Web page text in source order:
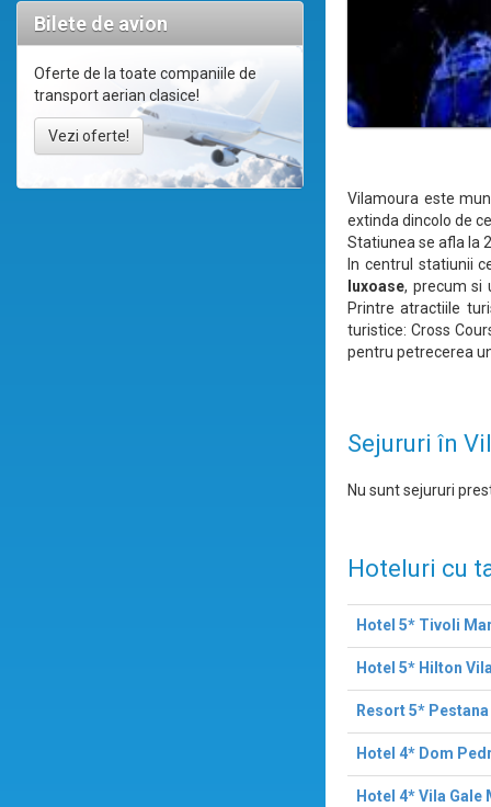
Bilete de avion
Oferte de la toate companiile de
transport aerian clasice!
Vezi oferte!
Vilamoura este
extinda dincolo de
Statiunea se afla la
In centrul statiunii
luxoase, precum si
Printre atractiile
turistice: Cross
pentru petrecerea
Sejururi în
Nu sunt sejururi
Hoteluri cu
Hotel 5* Tivoli
Hotel 5* Hilton
Resort 5*
Hotel 4* Dom
Hotel 4* Vila Gale